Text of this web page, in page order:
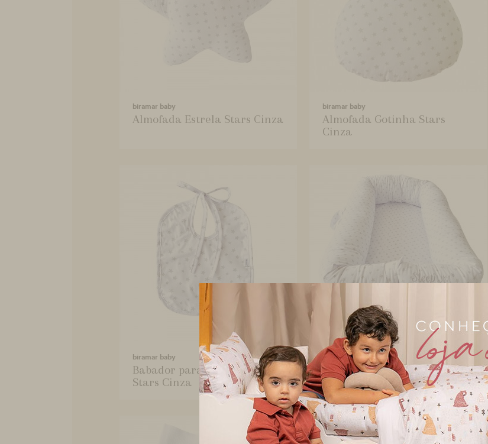
biramar baby
Almofada Estrela Stars Cinza
biramar baby
Almofada Gotinha Stars
Cinza
biramar baby
Babador para Bebê Estampa
Stars Cinza
biramar baby
Bercinho Portátil Ninho para
Bebê Sleep UM Ma...